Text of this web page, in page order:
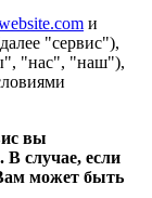
и
"сервис"),
"нас", "наш"),
вы
В случае, если
может быть